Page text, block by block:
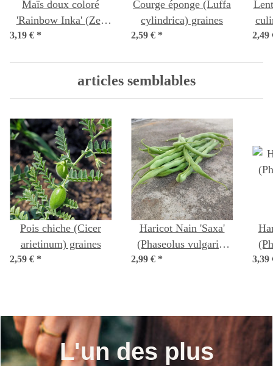
Maïs doux coloré
'Rainbow Inka' (Zea
mays) biologique
3,19 € *
Courge éponge (Luffa
cylindrica) graines
2,59 € * 2,49
articles semblables
Pois chiche (Cicer
arietinum) graines
2,59 € *
Haricot Nain 'Saxa'
(Phaseolus vulgaris)
Bio semences
2,99 € * 3,39
L'un des plus